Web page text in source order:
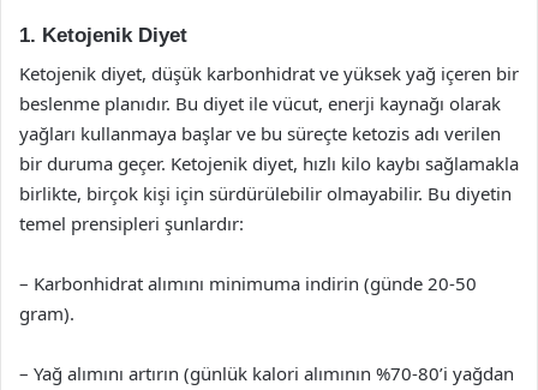
1. Ketojenik Diyet
Ketojenik diyet, düşük karbonhidrat ve yüksek yağ içeren bir
beslenme planıdır. Bu diyet ile vücut, enerji kaynağı olarak
yağları kullanmaya başlar ve bu süreçte ketozis adı verilen
bir duruma geçer. Ketojenik diyet, hızlı kilo kaybı sağlamakla
birlikte, birçok kişi için sürdürülebilir olmayabilir. Bu diyetin
temel prensipleri şunlardır:
– Karbonhidrat alımını minimuma indirin (günde 20-50
gram).
– Yağ alımını artırın (günlük kalori alımının %70-80’i yağdan